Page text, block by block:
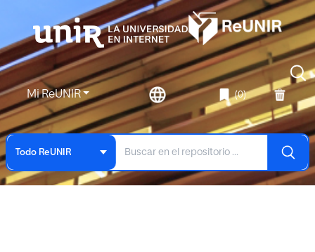
Mi ReUNIR (0)
Todo ReUNIR